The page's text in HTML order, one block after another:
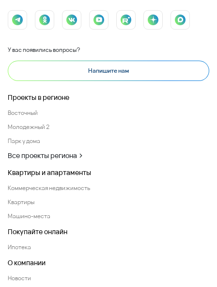
У вас появились вопросы?
Напишите нам
Проекты в регионе
Восточный
Молодежный 2
Парк у дома
Все проекты региона
Квартиры и апартаменты
Коммерческая недвижимость
Квартиры
Машино-места
Покупайте онлайн
Ипотека
О компании
Новости